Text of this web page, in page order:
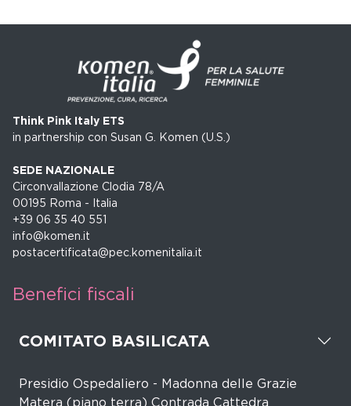
Think Pink Italy ETS
in partnership con Susan G. Komen (U.S.)
SEDE NAZIONALE
Circonvallazione Clodia 78/A
00195 Roma - Italia
+39 06 35 40 551
info@komen.it
postacertificata@pec.komenitalia.it
Benefici fiscali
COMITATO BASILICATA
Presidio Ospedaliero - Madonna delle Grazie
Matera (piano terra) Contrada Cattedra